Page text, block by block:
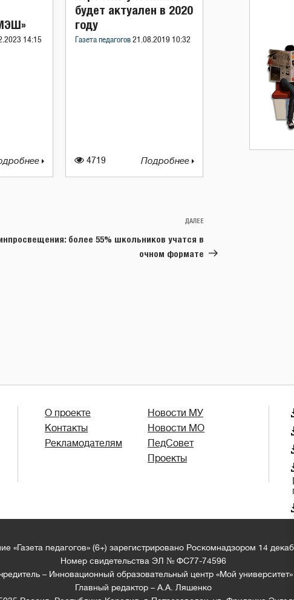
14:15
4719
будет актуален в 2020
году
Газета педагогов 21.08.2019 10:32
Подробнее
Следующая
ДАЛЕЕ
более 55% школьников учатся в
очном формате
О проекте
Контакты
Рекламодателям
Новости МУ
Новости МО
ПедСовет
Проекты
«Газета педагогов» (6+) зарегистрировано Роскомнадзором 14
Номер свидетельства ЭЛ № ФС77-74596
– Инновационный образовательный центр «Мой университет»
Главный редактор – А.А. Ляшенко